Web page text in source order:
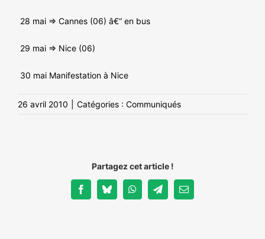
28 mai => Cannes (06) â€“ en bus
29 mai => Nice (06)
30 mai Manifestation à Nice
26 avril 2010 Catégories : Communiqués
Partagez cet article !
FacebookBlueskyWhatsAppTelegramEmail